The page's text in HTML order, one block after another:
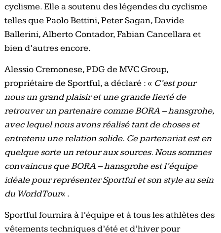
cyclisme. Elle a soutenu des légendes du cyclisme
telles que Paolo Bettini, Peter Sagan, Davide
Ballerini, Alberto Contador, Fabian Cancellara et
bien d’autres encore.
Alessio Cremonese, PDG de MVC Group,
propriétaire de Sportful, a déclaré : « C’est pour
nous un grand plaisir et une grande fierté de
retrouver un partenaire comme BORA – hansgrohe,
avec lequel nous avons réalisé tant de choses et
entretenu une relation solide. Ce partenariat est en
quelque sorte un retour aux sources. Nous sommes
convaincus que BORA – hansgrohe est l’équipe
idéale pour représenter Sportful et son style au sein
du WorldTour« .
Sportful fournira à l’équipe et à tous les athlètes des
vêtements techniques d’été et d’hiver pour